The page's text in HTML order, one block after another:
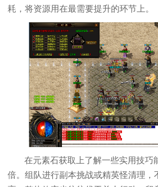
耗，将资源用在最需要提升的环节上。
在元素石获取上了解一些实用技巧
倍。组队进行副本挑战或精英怪清理，